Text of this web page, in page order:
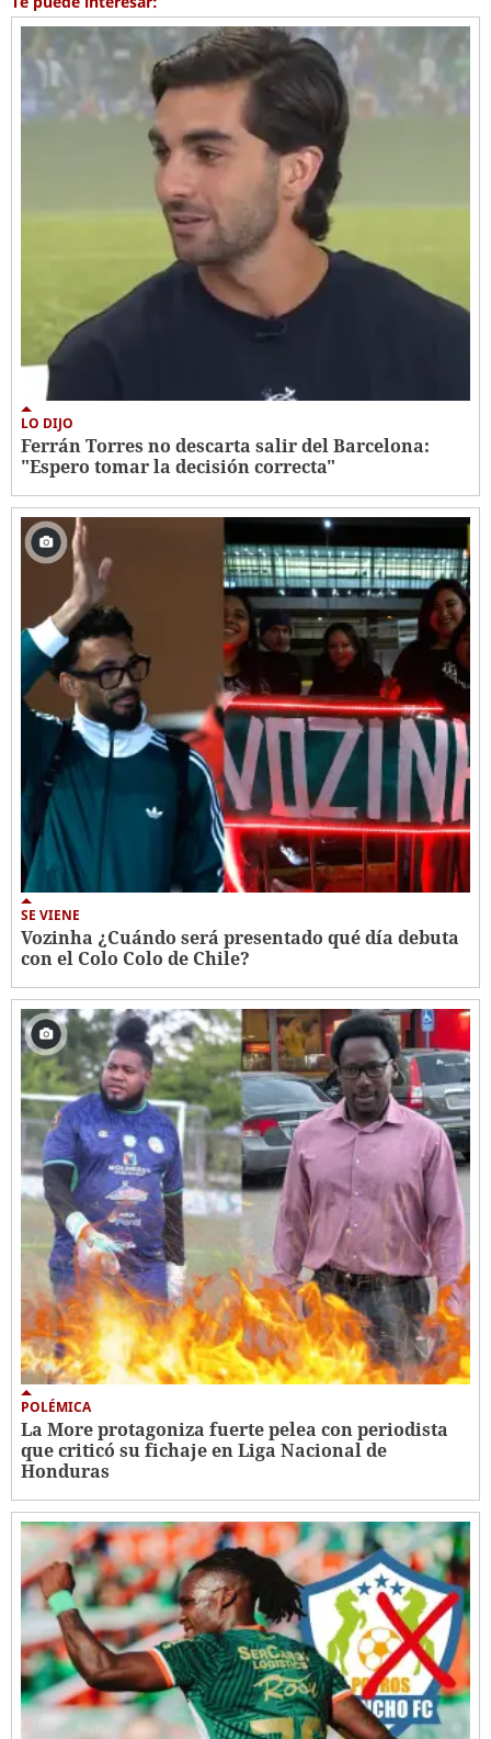
LO DIJO
Ferrán Torres no descarta salir del Barcelona:
"Espero tomar la decisión correcta"
SE VIENE
Vozinha ¿Cuándo será presentado qué día debuta
con el Colo Colo de Chile?
POLÉMICA
La More protagoniza fuerte pelea con periodista
que criticó su fichaje en Liga Nacional de
Honduras